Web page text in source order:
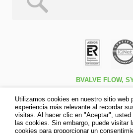
BVALVE FLOW,
Travessa de
Utilizamos cookies en nuestro sitio web
experiencia más relevante al recordar
visitas. Al hacer clic en "Aceptar", usted
las cookies. Sin embargo, puede visitar
cookies para proporcionar un